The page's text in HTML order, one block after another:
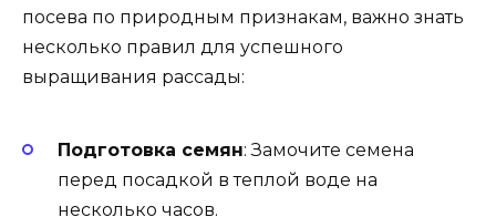
посева по природным признакам, важно знать
несколько правил для успешного
выращивания рассады:
Подготовка семян: Замочите семена
перед посадкой в теплой воде на
несколько часов.